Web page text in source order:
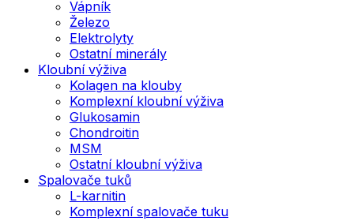
Vápník
Železo
Elektrolyty
Ostatní minerály
Kloubní výživa
Kolagen na klouby
Komplexní kloubní výživa
Glukosamin
Chondroitin
MSM
Ostatní kloubní výživa
Spalovače tuků
L-karnitin
Komplexní spalovače tuku